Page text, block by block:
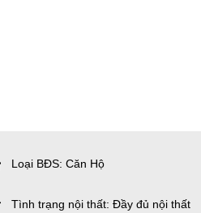
Loại BĐS: Căn Hộ
Tình trạng nội thất: Đầy đủ nội thất